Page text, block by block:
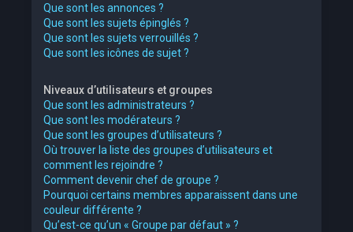
Que sont les annonces ?
Que sont les sujets épinglés ?
Que sont les sujets verrouillés ?
Que sont les icônes de sujet ?
Niveaux d’utilisateurs et groupes
Que sont les administrateurs ?
Que sont les modérateurs ?
Que sont les groupes d’utilisateurs ?
Où trouver la liste des groupes d’utilisateurs et
comment les rejoindre ?
Comment devenir chef de groupe ?
Pourquoi certains membres apparaissent dans une
couleur différente ?
Qu’est-ce qu’un « Groupe par défaut » ?